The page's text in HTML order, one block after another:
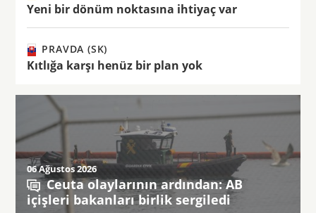
Yeni bir dönüm noktasına ihtiyaç var
PRAVDA (SK)
Kıtlığa karşı henüz bir plan yok
06 Ağustos 2026
Ceuta olaylarının ardından: AB
içişleri bakanları birlik sergiledi